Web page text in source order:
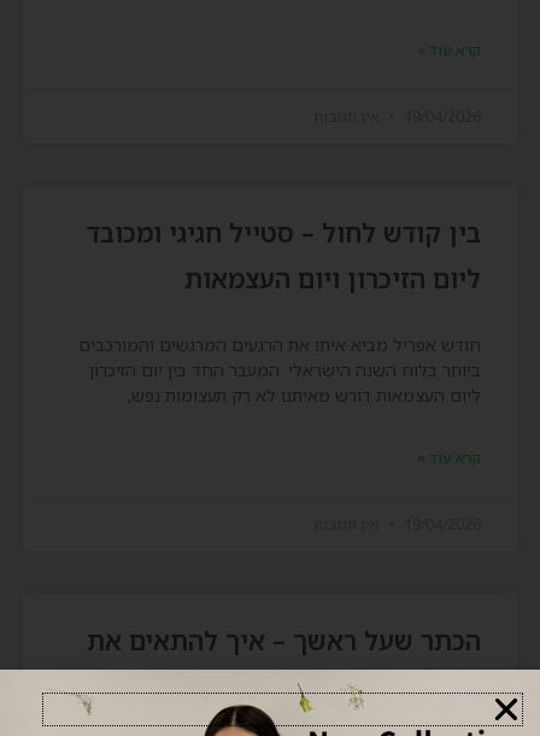
קרא עוד »
בין קודש לחול – סטייל חגיגי ומכובד
ליום הזיכרון ויום העצמאות
חודש אפריל מביא איתו את הרגעים המרגשים והמורכבים
ביותר בלוח השנה הישראלי. המעבר החד בין יום הזיכרון
ליום העצמאות דורש מאיתנו לא רק תעצומות נפש,
קרא עוד »
הכתר שעל ראשך – איך להתאים את
הבגד לכיסוי הראש?
קולקציית אביב 2026